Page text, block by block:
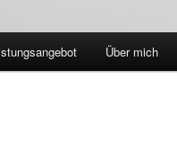
Über mich